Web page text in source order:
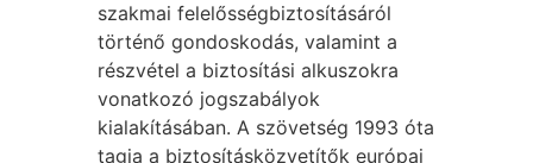
szakmai felelősségbiztosításáról
történő gondoskodás, valamint a
részvétel a biztosítási alkuszokra
vonatkozó jogszabályok
kialakításában. A szövetség 1993 óta
tagja a biztosításközvetítők európai